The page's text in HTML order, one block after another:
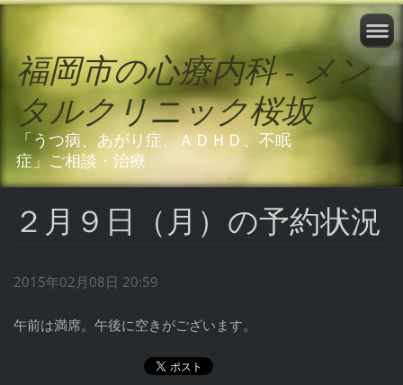
福岡市の心療内科 - メン
タルクリニック桜坂
「うつ病、あがり症、ＡＤＨＤ、不眠
症」ご相談・治療
２月９日（月）の予約状況
2015年02月08日 20:59
午前は満席。午後に空きがございます。